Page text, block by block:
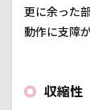
更に余った
動作に支障
収縮性